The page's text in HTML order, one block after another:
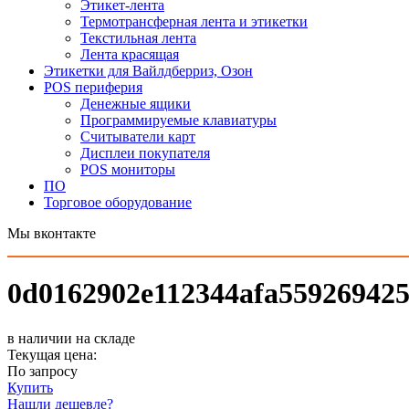
Этикет-лента
Термотрансферная лента и этикетки
Текстильная лента
Лента красящая
Этикетки для Вайлдберриз, Озон
POS периферия
Денежные ящики
Программируемые клавиатуры
Считыватели карт
Дисплеи покупателя
POS мониторы
ПО
Торговое оборудование
Мы вконтакте
в наличии на складе
Текущая цена:
По запросу
Купить
Нашли дешевле?